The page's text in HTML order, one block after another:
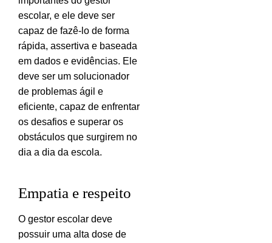
escolar, e ele deve ser
capaz de fazê-lo de forma
rápida, assertiva e baseada
em dados e evidências. Ele
deve ser um solucionador
de problemas ágil e
eficiente, capaz de enfrentar
os desafios e superar os
obstáculos que surgirem no
dia a dia da escola.
Empatia e respeito
O gestor escolar deve
possuir uma alta dose de